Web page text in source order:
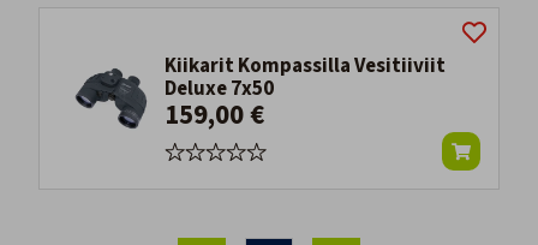
Kiikarit Kompassilla Vesitiiviit
Deluxe 7x50
159,00 €